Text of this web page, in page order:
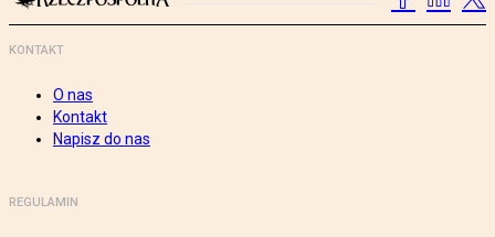
KONTAKT
O nas
Kontakt
Napisz do nas
REGULAMIN